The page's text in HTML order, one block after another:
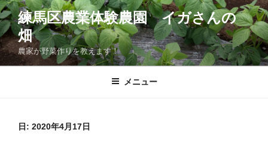
コ
ン
テ
ン
ツ
練馬区農業体験農園 イガさんの
畑
農家が野菜作りを教えます！
メニュー
日: 2020年4月17日